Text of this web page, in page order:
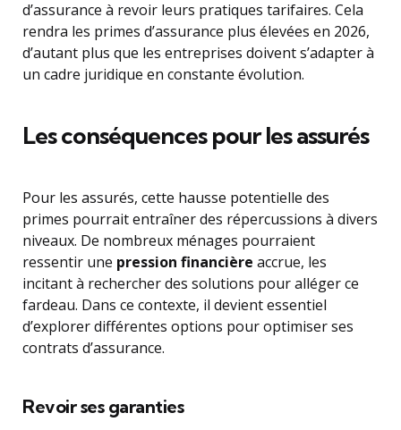
d’assurance à revoir leurs pratiques tarifaires. Cela
rendra les primes d’assurance plus élevées en 2026,
d’autant plus que les entreprises doivent s’adapter à
un cadre juridique en constante évolution.
Les conséquences pour les assurés
Pour les assurés, cette hausse potentielle des
primes pourrait entraîner des répercussions à divers
niveaux. De nombreux ménages pourraient
ressentir une pression financière accrue, les
incitant à rechercher des solutions pour alléger ce
fardeau. Dans ce contexte, il devient essentiel
d’explorer différentes options pour optimiser ses
contrats d’assurance.
Revoir ses garanties